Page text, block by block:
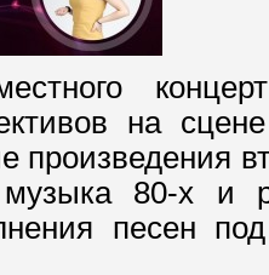
на
произведения
80-х и
песен